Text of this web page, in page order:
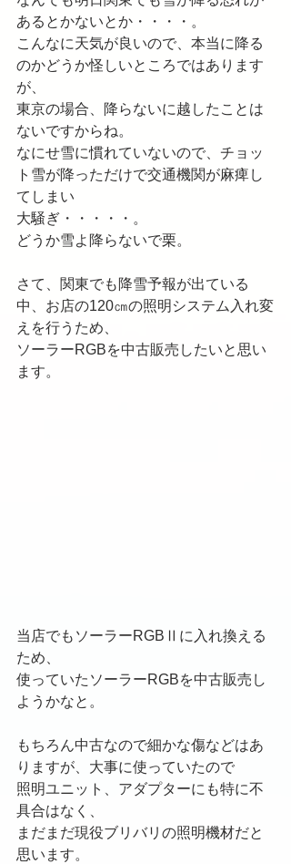
あるとかないとか・・・・。
こんなに天気が良いので、本当に降る
のかどうか怪しいところではあります
が、
東京の場合、降らないに越したことは
ないですからね。
なにせ雪に慣れていないので、チョッ
ト雪が降っただけで交通機関が麻痺し
てしまい
大騒ぎ・・・・・。
どうか雪よ降らないで栗。
さて、関東でも降雪予報が出ている
中、お店の120㎝の照明システム入れ変
えを行うため、
ソーラーRGBを中古販売したいと思い
ます。
当店でもソーラーRGBⅡに入れ換える
ため、
使っていたソーラーRGBを中古販売し
ようかなと。
もちろん中古なので細かな傷などはあ
りますが、大事に使っていたので
照明ユニット、アダプターにも特に不
具合はなく、
まだまだ現役ブリバリの照明機材だと
思います。